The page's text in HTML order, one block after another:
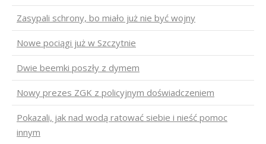
Zasypali schrony, bo miało już nie być wojny
Nowe pociągi już w Szczytnie
Dwie beemki poszły z dymem
Nowy prezes ZGK z policyjnym doświadczeniem
Pokazali, jak nad wodą ratować siebie i nieść pomoc
innym